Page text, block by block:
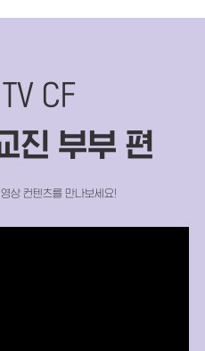
CF
진 부부 편
상 컨텐츠를 만나보세요!